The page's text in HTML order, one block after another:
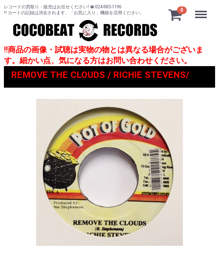
レコードの買取り・販売はお任せください! ☎ 024-983-1196
!! カートの記録は消去されます、「お気に入り」機能を活用ください。
0 Menu
!!商品の画像・試聴は実物の物とは異なる場合がございま
す。細かい点、気になる方はお問い合わせください。
REMOVE THE CLOUDS / RICHIE STEVENS/